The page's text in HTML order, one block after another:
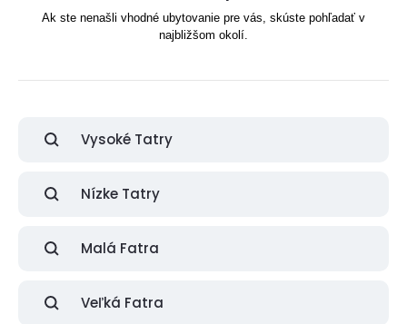
Ak ste nenašli vhodné ubytovanie pre vás, skúste pohľadať v
najbližšom okolí.
Vysoké Tatry
Nízke Tatry
Malá Fatra
Veľká Fatra